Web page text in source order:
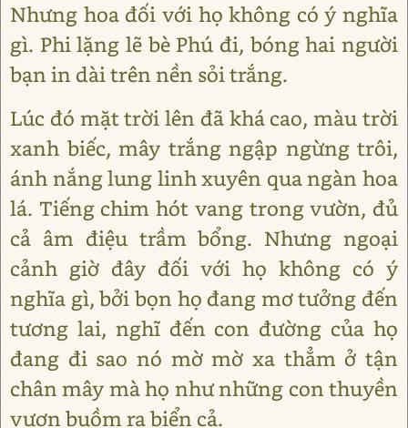
Nhưng hoa đối với họ không có ý nghĩa
gì. Phi lặng lẽ bè Phú đi, bóng hai người
bạn in dài trên nền sỏi trắng.
Lúc đó mặt trời lên đã khá cao, màu trời
xanh biếc, mây trắng ngập ngừng trôi,
ánh nắng lung linh xuyên qua ngàn hoa
lá. Tiếng chim hót vang trong vườn, đủ
cả âm điệu trầm bổng. Nhưng ngoại
cảnh giờ đây đối với họ không có ý
nghĩa gì, bởi bọn họ đang mơ tưởng đến
tương lai, nghĩ đến con đường của họ
đang đi sao nó mờ mờ xa thẳm ở tận
chân mây mà họ như những con thuyền
vươn buồm ra biển cả.